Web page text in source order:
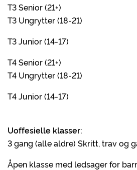
T3 Senior (21+)
T3 Ungrytter (18-21)
T3 Junior (14-17)
T4 Senior (21+)
T4 Ungrytter (18-21)
T4 Junior (14-17)
Uoffesielle klasser:
3 gang (alle aldre) Skritt, trav og
Åpen klasse med ledsager for